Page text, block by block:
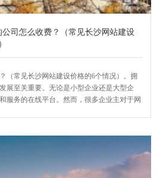
司怎么收费？（常见长沙网站建设
（常见长沙网站建设价格的6个情况）。拥
展至关重要。无论是小型企业还是大型企
服务的在线平台。然而，很多企业主对于网